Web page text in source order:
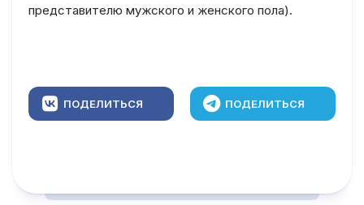
представителю мужского и женского пола).
ПОДЕЛИТЬСЯ ПОДЕЛИТЬСЯ